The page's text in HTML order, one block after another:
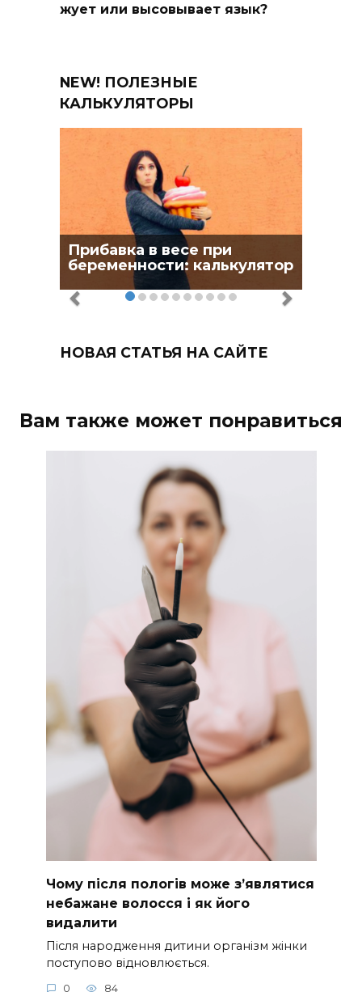
жует или высовывает язык?
NEW! ПОЛЕЗНЫЕ
КАЛЬКУЛЯТОРЫ
Прибавка в весе при
беременности: калькулятор
НОВАЯ СТАТЬЯ НА САЙТЕ
Вам также может понравиться
Чому після пологів може з’являтися
небажане волосся і як його
видалити
Після народження дитини організм жінки
поступово відновлюється.
0 84